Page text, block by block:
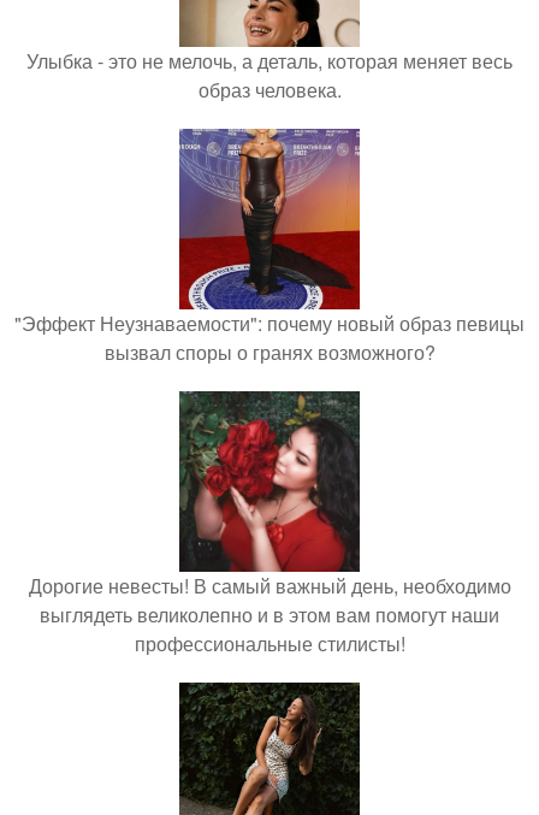
Улыбка - это не мелочь, а деталь, которая меняет весь
образ человека.
"Эффект Неузнаваемости": почему новый образ певицы
вызвал споры о гранях возможного?
Дорогие невесты! В самый важный день, необходимо
выглядеть великолепно и в этом вам помогут наши
профессиональные стилисты!